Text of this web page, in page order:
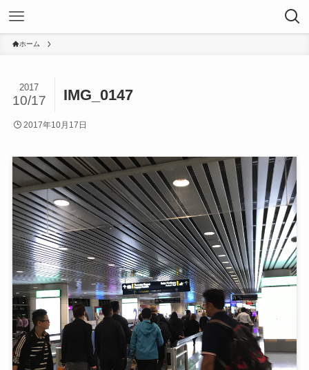
ホーム
IMG_0147
2017
10/17
2017年10月17日